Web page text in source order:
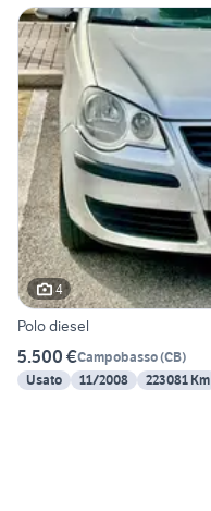
4
Polo diesel
5.500 €Campobasso(CB)
Usato
11/2008 223081 Km